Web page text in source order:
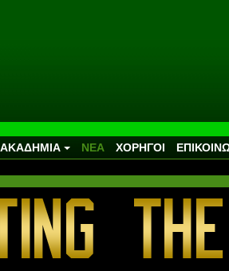
ΑΚΑΔΗΜΙΑ ΝΕΑ ΧΟΡΗΓΟΙ